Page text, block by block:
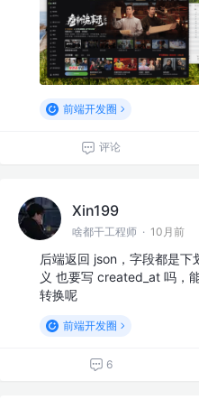
前端开发圈
评论
Xin199
啥都干工程师 · 10月前
后端返回 json，字段都是
义 也要写 created_at 吗，
转换呢
前端开发圈
6